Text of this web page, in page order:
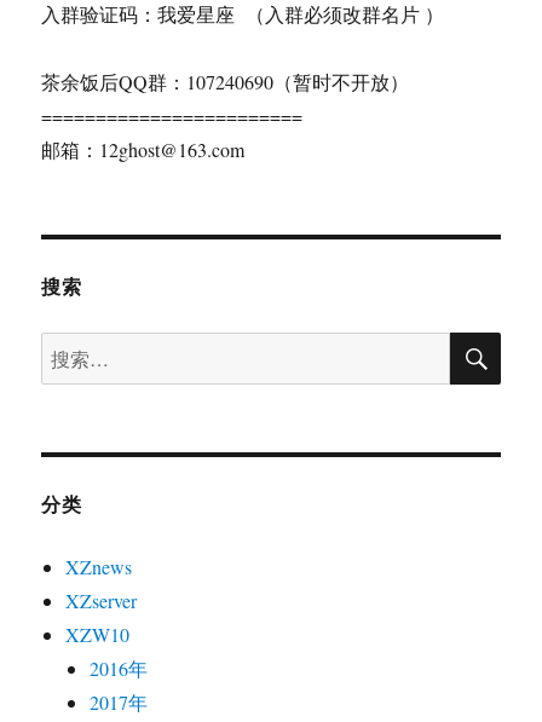
入群验证码：我爱星座 （入群必须改群名片 ）
茶余饭后QQ群：107240690（暂时不开放）
========================
邮箱：12ghost@163.com
搜索
搜
索：
搜
分类
XZnews
XZserver
XZW10
2016年
2017年